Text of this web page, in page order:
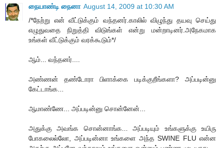
நையாண்டி நைனா August 14, 2009 at 10:30 AM
/*நேற்று என் வீட்டுக்கும் வந்தனர்.காலில் விழுந்து தயவு செய்து
எழுதுவதை நிறுத்தி விடுங்கள் என்று மன்றாடினர்.அநேகமாக
உங்கள் வீட்டுக்கும் வரக்கூடும்*/
ஆம்... வந்தனர்....
அண்ணன் தண்டோரா பிளாக்கை படிக்குறீங்களா? அப்படின்னு
கேட்டாங்க...
ஆமாண்ணே... அப்படின்னு சொன்னேன்...
அதுக்கு அவங்க சொன்னாங்க... அப்படியும் உங்களுக்கு உயிரு
போகலைல்லோ, அப்படின்னா உங்களை அந்த SWINE FLU என்ன